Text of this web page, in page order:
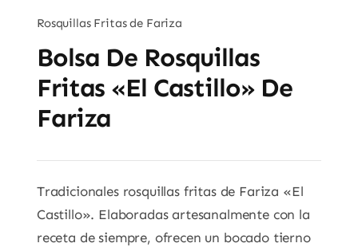
Rosquillas Fritas de Fariza
Bolsa De Rosquillas
Fritas «El Castillo» De
Fariza
Tradicionales rosquillas fritas de Fariza «El
Castillo». Elaboradas artesanalmente con la
receta de siempre, ofrecen un bocado tierno